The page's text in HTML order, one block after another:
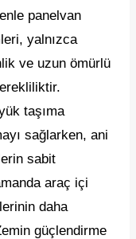
panelvan
yalnızca
ve uzun ömürlü
taşıma
sağlarken, ani
sabit
araç içi
daha
güçlendirme